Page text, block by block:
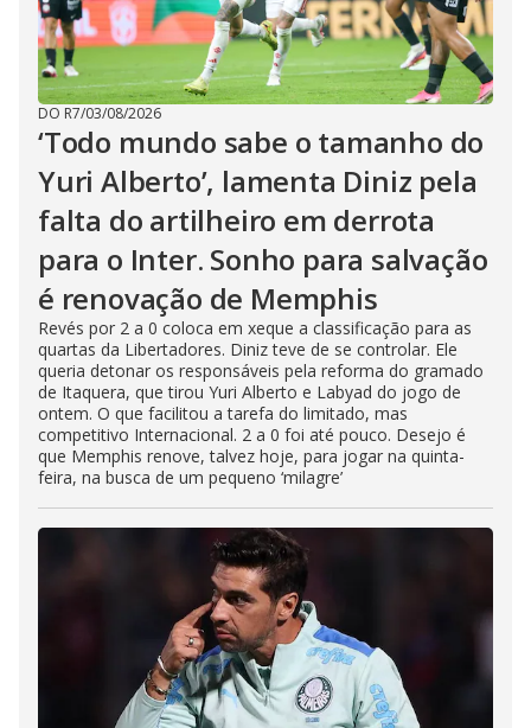
DO R7/03/08/2026
‘Todo mundo sabe o tamanho do
Yuri Alberto’, lamenta Diniz pela
falta do artilheiro em derrota
para o Inter. Sonho para salvação
é renovação de Memphis
Revés por 2 a 0 coloca em xeque a classificação para as
quartas da Libertadores. Diniz teve de se controlar. Ele
queria detonar os responsáveis pela reforma do gramado
de Itaquera, que tirou Yuri Alberto e Labyad do jogo de
ontem. O que facilitou a tarefa do limitado, mas
competitivo Internacional. 2 a 0 foi até pouco. Desejo é
que Memphis renove, talvez hoje, para jogar na quinta-
feira, na busca de um pequeno ‘milagre’